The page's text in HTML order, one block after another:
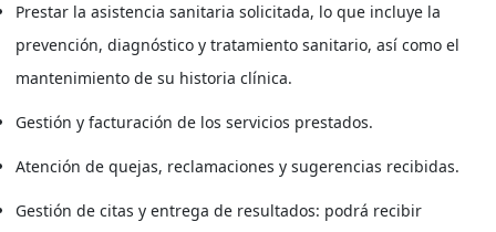
Prestar la asistencia sanitaria solicitada, lo que incluye la
prevención, diagnóstico y tratamiento sanitario, así como el
mantenimiento de su historia clínica.
Gestión y facturación de los servicios prestados.
Atención de quejas, reclamaciones y sugerencias recibidas.
Gestión de citas y entrega de resultados: podrá recibir